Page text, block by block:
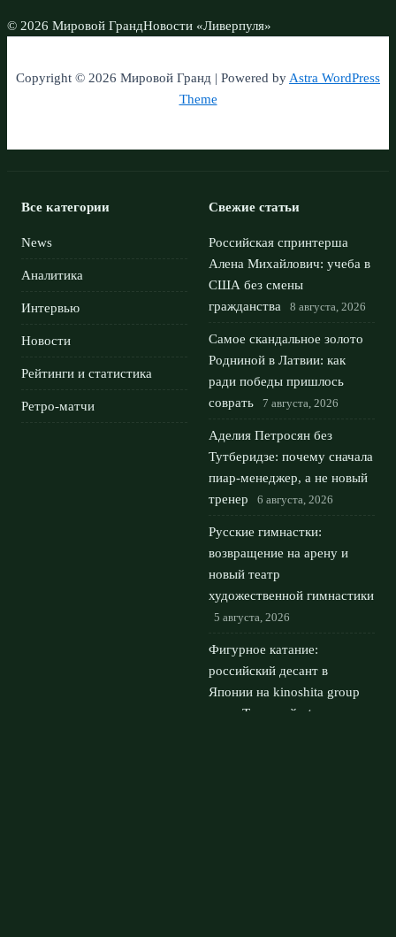
© 2026 Мировой ГрандНовости «Ливерпуля»
Copyright © 2026 Мировой Гранд | Powered byAstra WordPress
Theme
Все категории
News
Аналитика
Интервью
Новости
Рейтинги и статистика
Ретро-матчи
Свежие статьи
Российская спринтерша
Алена Михайлович: учеба в
США без смены
гражданства
8 августа, 2026
Самое скандальное золото
Родниной в Латвии: как
ради победы пришлось
соврать
7 августа, 2026
Аделия Петросян без
Тутберидзе: почему сначала
пиар-менеджер, а не новый
тренер
6 августа, 2026
Русские гимнастки:
возвращение на арену и
новый театр
художественной гимнастики
5 августа, 2026
Фигурное катание:
российский десант в
Японии на kinoshita group
cup с Трусовой
4 августа,